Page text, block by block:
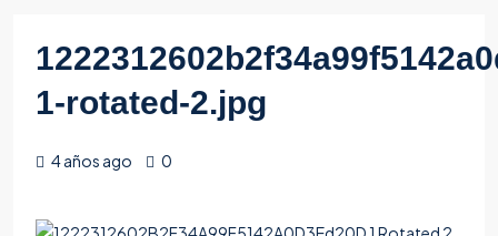
1-rotated-2.jpg
4 años ago 0